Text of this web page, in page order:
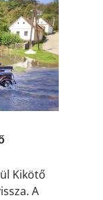
Kikötő
A